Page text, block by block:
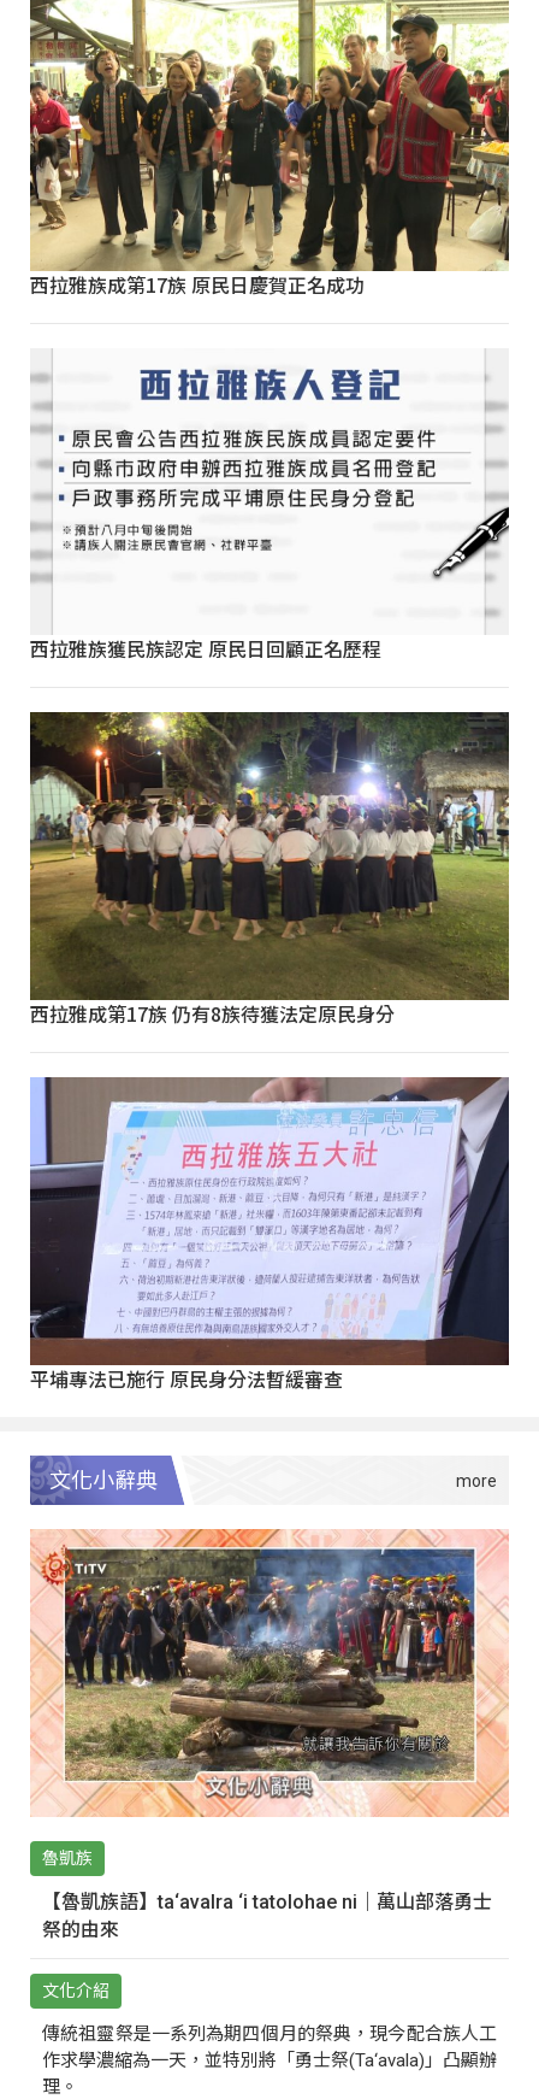
西拉雅族成第17族 原民日慶賀正名成功
西拉雅族獲民族認定 原民日回顧正名歷程
西拉雅成第17族 仍有8族待獲法定原民身分
平埔專法已施行 原民身分法暫緩審查
文化小辭典
魯凱族
【魯凱族語】ta‘avalra ‘i tatolohae ni｜萬山部落勇士
祭的由來
文化介紹
傳統祖靈祭是一系列為期四個月的祭典，現今配合族人工
作求學濃縮為一天，並特別將「勇士祭(Ta‘avala)」凸顯辦
理。